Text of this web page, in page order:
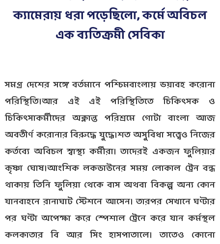
ক্যামেরায় ধরা পড়েছিলো, কর্মে অবিচল
এক ব্যতিক্রমী সেবিকা
সমগ্র দেশের সঙ্গে বর্তমানে পশ্চিমবাংলায় ভয়াবহ করোনা
পরিস্থিতি।আর এই এই পরিস্থিতিতে চিকিৎসক ও
চিকিৎসাকর্মীদের অক্লান্ত পরিশ্রমে গোটা বাংলা আজ
অবতীর্ণ করোনার বিরুদ্ধে যুদ্ধে।শত অসুবিধা সত্ত্বেও নিজের
কর্তব্যে অবিচল স্বাস্থ্য কর্মীরা। তাদেরই একজন ফুলিয়ার
কৃষ্ণা ঘোষ।আংশিক লকডাউনের সময় লোকাল ট্রেন বন্ধ
থাকায় তিনি ফুলিয়া থেকে বাস অথবা বিকল্প অন্য কোন
যানবাহনে রানাঘাট স্টেশনে আসেন। তারপর সেখানে ঘণ্টার
পর ঘণ্টা অপেক্ষা করে স্পেশাল ট্রেনে করে যান কর্মস্থল
কলকাতার বি আর সিং হাসপাতালে। তাতেও কোনো